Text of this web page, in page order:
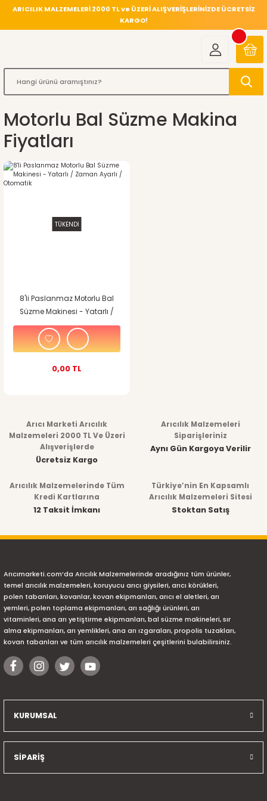
ARICILIK MALZEMELERİ 2000 TL ve ÜZERİ ALIŞVERİŞLERİNİZDE ÜCRETSİZ
KARGO!
Motorlu Bal Süzme Makina
Fiyatları
TÜKENDİ
8'li Paslanmaz Motorlu Bal
Süzme Makinesi - Yatarlı /
Zaman Ayarlı / Otomatik
0,00 TL
Arıcı Marketi Arıcılık
Malzemeleri 2000 TL Ve Üzeri
Alışverişlerde
Ücretsiz Kargo
Arıcılık Malzemeleri
Siparişleriniz
Aynı Gün Kargoya Verilir
Arıcılık Malzemelerinde Tüm
Kredi Kartlarına
12 Taksit İmkanı
Türkiye’nin En Kapsamlı
Arıcılık Malzemeleri Sitesi
Stoktan Satış
Arıcımarketi.com’da Arıcılık Malzemelerinde aradığınız tüm ürünler,
temel arıcılık malzemeleri, koruyucu arıcı giysileri, arıcı körükleri,
polen tabanları, kovanlar, kovan ekipmanları, arıcı el aletleri, arı
yemleri, polen toplama ekipmanları, arı sağlığı ürünleri, arı
vitaminleri, ana arı yetiştirme ekipmanları, bal süzme makineleri, sır
alma ekipmanları, arı yemlikleri, ana arı ızgaraları, propolis tuzakları,
kovan tabanları ve tüm arıcılık malzemeleri çeşitlerini bulabilirsiniz.
KURUMSAL
SİPARİŞ